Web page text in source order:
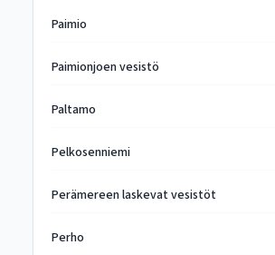
Paimio
Paimionjoen vesistö
Paltamo
Pelkosenniemi
Perämereen laskevat vesistöt
Perho